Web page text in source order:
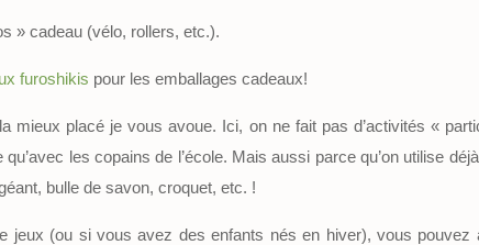
» cadeau (vélo, rollers, etc.).
furoshikis pour les emballages cadeaux!
mieux placé je vous avoue. Ici, on ne fait pas d’activités «
les copains de l’école. Mais aussi parce qu’on utilise
bulle de savon, croquet, etc. !
jeux (ou si vous avez des enfants nés en hiver), vous pouvez